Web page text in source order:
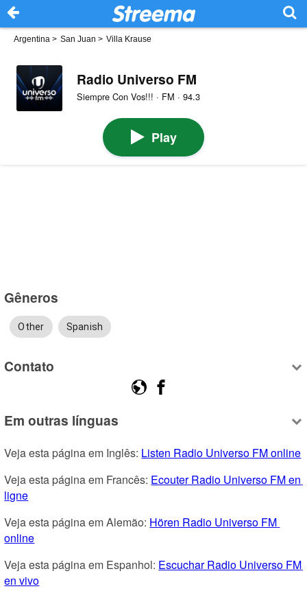
Argentina > San Juan > Villa Krause
Radio Universo FM
Siempre Con Vos!!! · FM · 94.3
Play
Gêneros
Other Spanish
Contato
Em outras línguas
Veja esta página em Inglês: Listen Radio Universo FM online
Veja esta página em Francês: Ecouter Radio Universo FM en
ligne
Veja esta página em Alemão: Hören Radio Universo FM
online
Veja esta página em Espanhol: Escuchar Radio Universo FM
en vivo